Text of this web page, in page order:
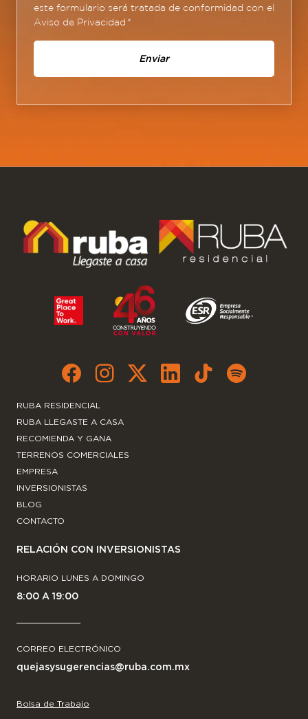
este formulario será tratada de conformidad con el
Aviso de Privacidad *
Enviar
RUBA RESIDENCIAL
RUBA LLEGASTE A CASA
RECOMIENDA Y GANA
TERRENOS COMERCIALES
EMPRESA
INVERSIONISTAS
BLOG
CONTACTO
RELACIÓN CON INVERSIONISTAS
HORARIO LUNES A DOMINGO
8:00 A 19:00
CORREO ELECTRÓNICO
quejasysugerencias@ruba.com.mx
Bolsa de Trabajo